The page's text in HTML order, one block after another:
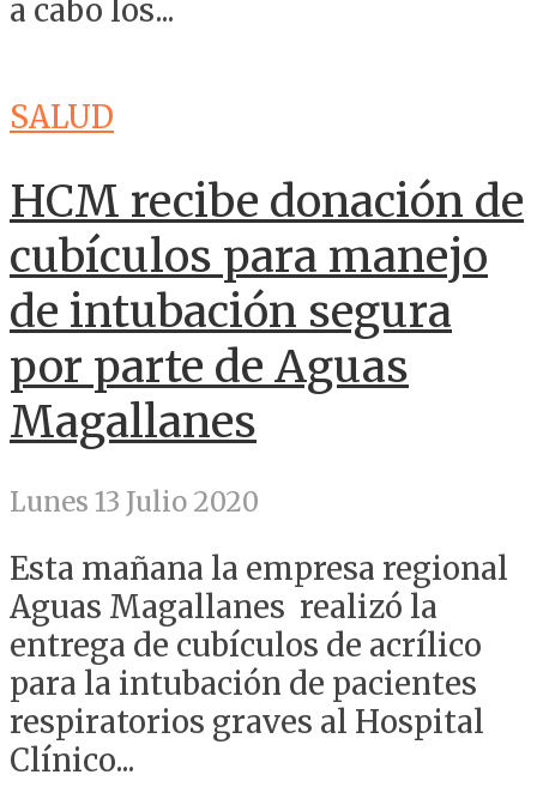
a cabo los...
SALUD
HCM recibe donación de
cubículos para manejo
de intubación segura
por parte de Aguas
Magallanes
Lunes 13 Julio 2020
Esta mañana la empresa regional
Aguas Magallanes realizó la
entrega de cubículos de acrílico
para la intubación de pacientes
respiratorios graves al Hospital
Clínico...